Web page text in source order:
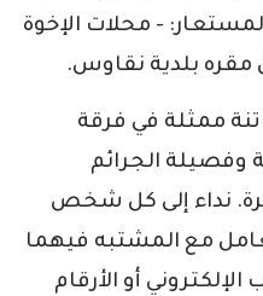
- محلات الإخوة
مقره بلدية نقاوس.
ممثلة في فرقة
وفصيلة الجرائم
نداء إلى كل شخص
مع المشتبه فيهما
أو الأرقام